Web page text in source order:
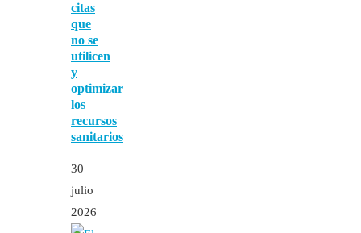
citas
que
no se
utilicen
y
optimizar
los
recursos
sanitarios
30
julio
2026